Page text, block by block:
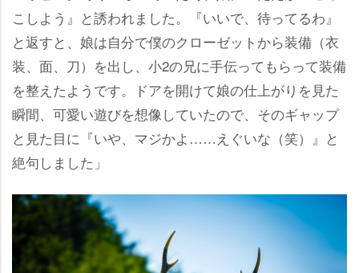
こしよう』と誘われました。『いいで、待ってるわ』
と返すと、娘は自分で僕のクローゼットから装備（衣
装、面、刀）を出し、小2の兄に手伝ってもらって装備
を整えたようです。ドアを開けて娘の仕上がりを見た
瞬間、可愛い遊びを想像していたので、そのギャップ
と見た目に『いや、マジかよ……えぐいな（笑）』と
絶句しました」